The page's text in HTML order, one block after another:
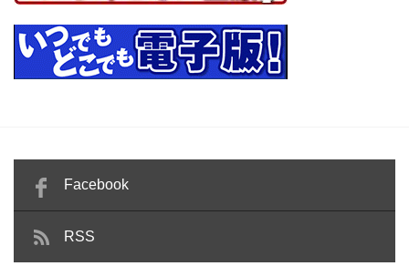
Facebook
RSS